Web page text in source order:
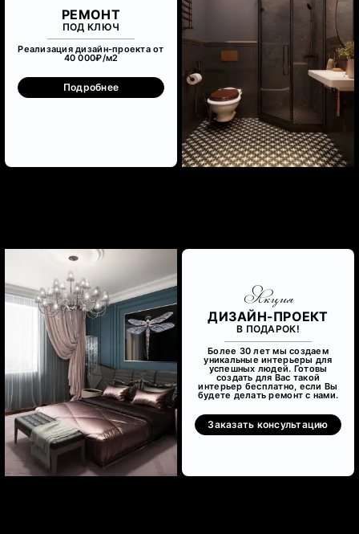
РЕМОНТ
ПОД КЛЮЧ
Реализация дизайн-проекта от
40 000₽/м2
Подробнее
Акция
ДИЗАЙН-ПРОЕКТ
В ПОДАРОК!
Более 30 лет мы создаем
уникальные интерьеры для
успешных людей. Готовы
создать для Вас такой
интерьер бесплатно, если Вы
будете делать ремонт с нами.
Заказать консультацию